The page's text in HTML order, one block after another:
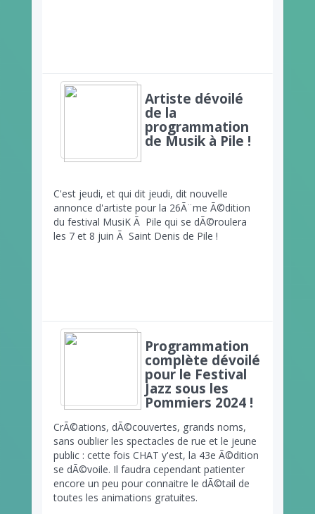
Artiste dévoilé
de la
programmation
de Musik à Pile !
C'est jeudi, et qui dit jeudi, dit nouvelle
annonce d'artiste pour la 26Ã¨me Ã©dition
du festival MusiK Ã Pile qui se dÃ©roulera
les 7 et 8 juin Ã Saint Denis de Pile !
Programmation
complète dévoilé
pour le Festival
Jazz sous les
Pommiers 2024 !
CrÃ©ations, dÃ©couvertes, grands noms,
sans oublier les spectacles de rue et le jeune
public : cette fois CHAT y'est, la 43e Ã©dition
se dÃ©voile. Il faudra cependant patienter
encore un peu pour connaitre le dÃ©tail de
toutes les animations gratuites.